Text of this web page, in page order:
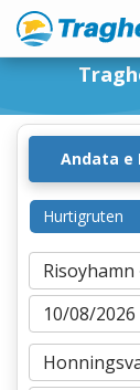
Andata e
Hurtigruten